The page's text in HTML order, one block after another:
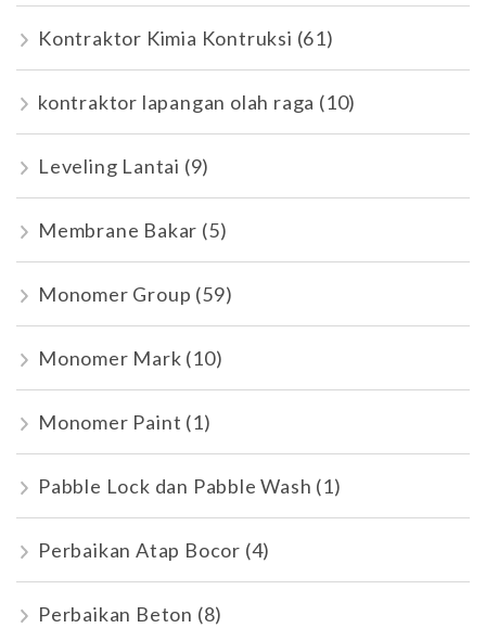
Kontraktor Kimia Kontruksi (61)
kontraktor lapangan olah raga (10)
Leveling Lantai (9)
Membrane Bakar (5)
Monomer Group (59)
Monomer Mark (10)
Monomer Paint (1)
Pabble Lock dan Pabble Wash (1)
Perbaikan Atap Bocor (4)
Perbaikan Beton (8)